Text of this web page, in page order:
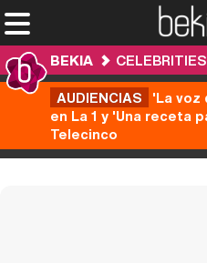
BEKIA CELEBRITIES
AUDIENCIAS 'La voz
en La 1 y 'Una receta
Telecinco